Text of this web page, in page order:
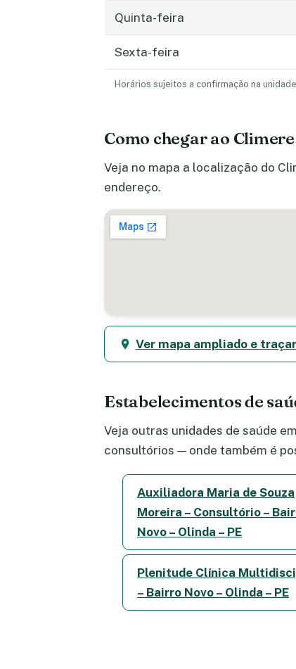
Quinta-feira
Sexta-feira
Horários sujeitos a confirmação na
Como chegar ao
Veja no mapa a localização do
endereço.
Ver mapa ampliado e
Estabelecimentos de
Veja outras unidades de saúde
consultórios — onde também é
Auxiliadora Maria de Souza
Moreira – Consultório –
Novo – Olinda – PE
Plenitude Clínica
– Bairro Novo – Olinda – PE